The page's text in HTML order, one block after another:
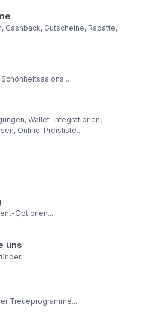
Cashback, Gutscheine, Rabatte,
Wallet-Integrationen,
Online-Preisliste...
Optionen...
uns
Treueprogramme...